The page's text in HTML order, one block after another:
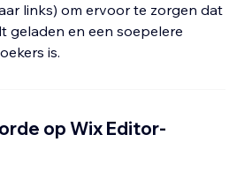
links) om ervoor te zorgen dat
geladen en een soepelere
is.
op Wix Editor-